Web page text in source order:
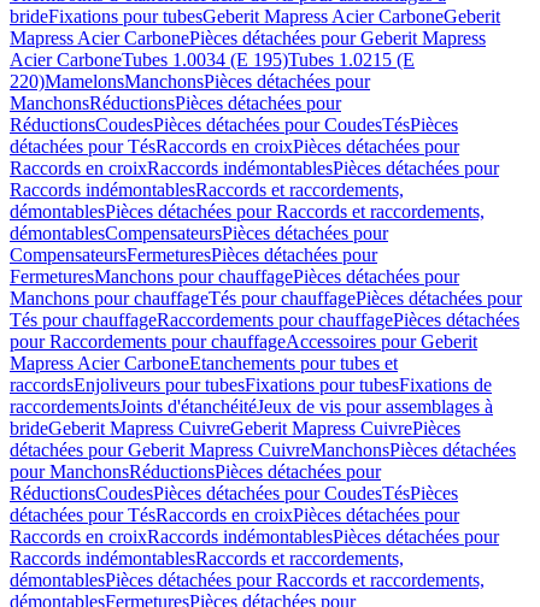
brideFixations pour tubesGeberit Mapress Acier CarboneGeberit
Mapress Acier CarbonePièces détachées pour Geberit Mapress
Acier CarboneTubes 1.0034 (E 195)Tubes 1.0215 (E
220)MamelonsManchonsPièces détachées pour
ManchonsRéductionsPièces détachées pour
RéductionsCoudesPièces détachées pour CoudesTésPièces
détachées pour TésRaccords en croixPièces détachées pour
Raccords en croixRaccords indémontablesPièces détachées pour
Raccords indémontablesRaccords et raccordements,
démontablesPièces détachées pour Raccords et raccordements,
démontablesCompensateursPièces détachées pour
CompensateursFermeturesPièces détachées pour
FermeturesManchons pour chauffagePièces détachées pour
Manchons pour chauffageTés pour chauffagePièces détachées pour
Tés pour chauffageRaccordements pour chauffagePièces détachées
pour Raccordements pour chauffageAccessoires pour Geberit
Mapress Acier CarboneEtanchements pour tubes et
raccordsEnjoliveurs pour tubesFixations pour tubesFixations de
raccordementsJoints d'étanchéitéJeux de vis pour assemblages à
brideGeberit Mapress CuivreGeberit Mapress CuivrePièces
détachées pour Geberit Mapress CuivreManchonsPièces détachées
pour ManchonsRéductionsPièces détachées pour
RéductionsCoudesPièces détachées pour CoudesTésPièces
détachées pour TésRaccords en croixPièces détachées pour
Raccords en croixRaccords indémontablesPièces détachées pour
Raccords indémontablesRaccords et raccordements,
démontablesPièces détachées pour Raccords et raccordements,
démontablesFermeturesPièces détachées pour